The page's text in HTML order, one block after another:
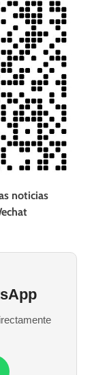
noticias